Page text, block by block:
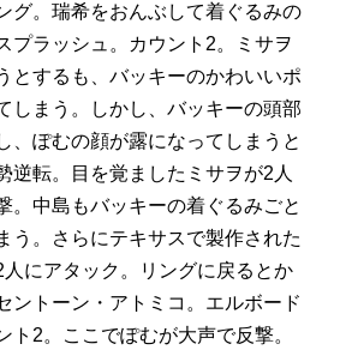
グ。瑞希をおんぶして着ぐるみの
プラッシュ。カウント2。ミサヲ
とするも、バッキーのかわいいポ
しまう。しかし、バッキーの頭部
、ぽむの顔が露になってしまうと
逆転。目を覚ましたミサヲが2人
。中島もバッキーの着ぐるみごと
う。さらにテキサスで製作された
にアタック。リングに戻るとか
ントーン・アトミコ。エルボード
ト2。ここでぽむが大声で反撃。